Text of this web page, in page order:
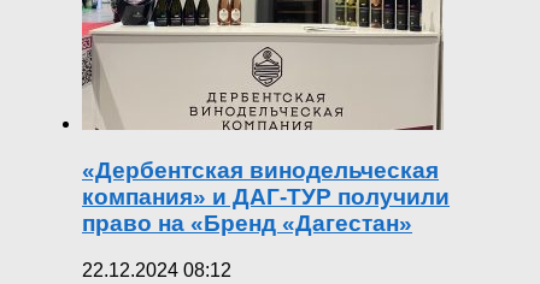
«Дербентская винодельческая
компания» и ДАГ-ТУР получили
право на «Бренд «Дагестан»
22.12.2024 08:12